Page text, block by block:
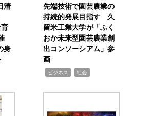
清
身
先端技術で園芸農業の
持続的発展目指す 久
留米工業大学が「ふく
おか未来型園芸農業創
出コンソーシアム」参
画
ビジネス 社会